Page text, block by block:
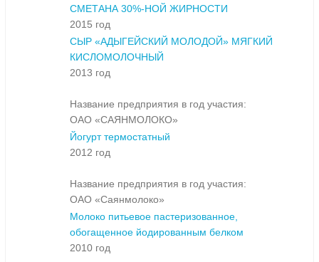
СМЕТАНА 30%-НОЙ ЖИРНОСТИ
2015 год
СЫР «АДЫГЕЙСКИЙ МОЛОДОЙ» МЯГКИЙ
КИСЛОМОЛОЧНЫЙ
2013 год
Название предприятия в год участия:
ОАО «САЯНМОЛОКО»
Йогурт термостатный
2012 год
Название предприятия в год участия:
ОАО «Саянмолоко»
Молоко питьевое пастеризованное,
обогащенное йодированным белком
2010 год